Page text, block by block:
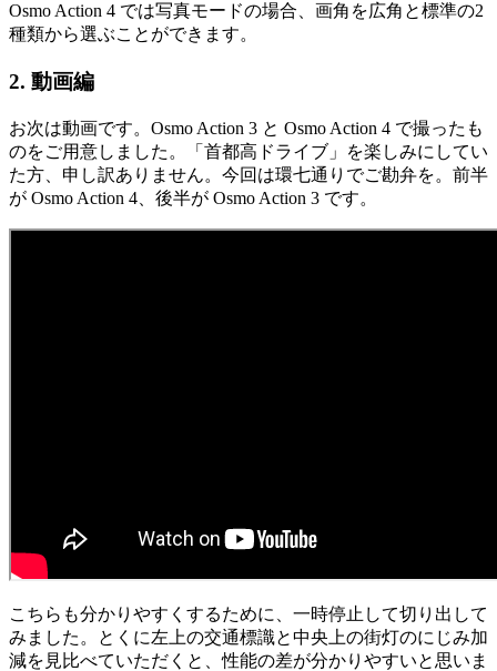
Osmo Action 4 では写真モードの場合、画角を広角と標準の2
種類から選ぶことができます。
2. 動画編
お次は動画です。Osmo Action 3 と Osmo Action 4 で撮ったも
のをご用意しました。「首都高ドライブ」を楽しみにしてい
た方、申し訳ありません。今回は環七通りでご勘弁を。前半
が Osmo Action 4、後半が Osmo Action 3 です。
こちらも分かりやすくするために、一時停止して切り出して
みました。とくに左上の交通標識と中央上の街灯のにじみ加
減を見比べていただくと、性能の差が分かりやすいと思いま